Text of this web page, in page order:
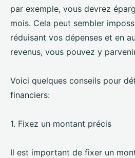
par exemple, vous devrez
mois. Cela peut sembler
réduisant vos dépenses et en
revenus, vous pouvez y
Voici quelques conseils pour
financiers:
1. Fixez un montant précis
Il est important de fixer un